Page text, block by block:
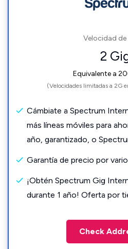
Velocidad de
2
Equivalente a
(Velocidades limitadas a 2G
Cámbiate a Spectrum
más líneas móviles para
año, garantizado, o
Garantía de precio por
¡Obtén Spectrum Gig
durante 1 año! Oferta por
Check